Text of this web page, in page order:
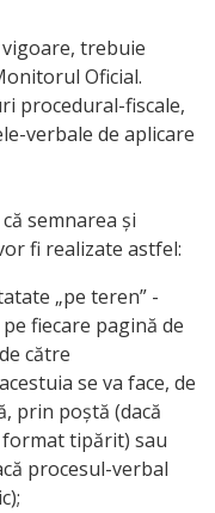
trebuie
Oficial.
procedural-fiscale,
verbale de aplicare
semnarea și
fi realizate astfel:
„pe teren” -
fiecare pagină de
către
se va face, de
prin poștă (dacă
tipărit) sau
procesul-verbal